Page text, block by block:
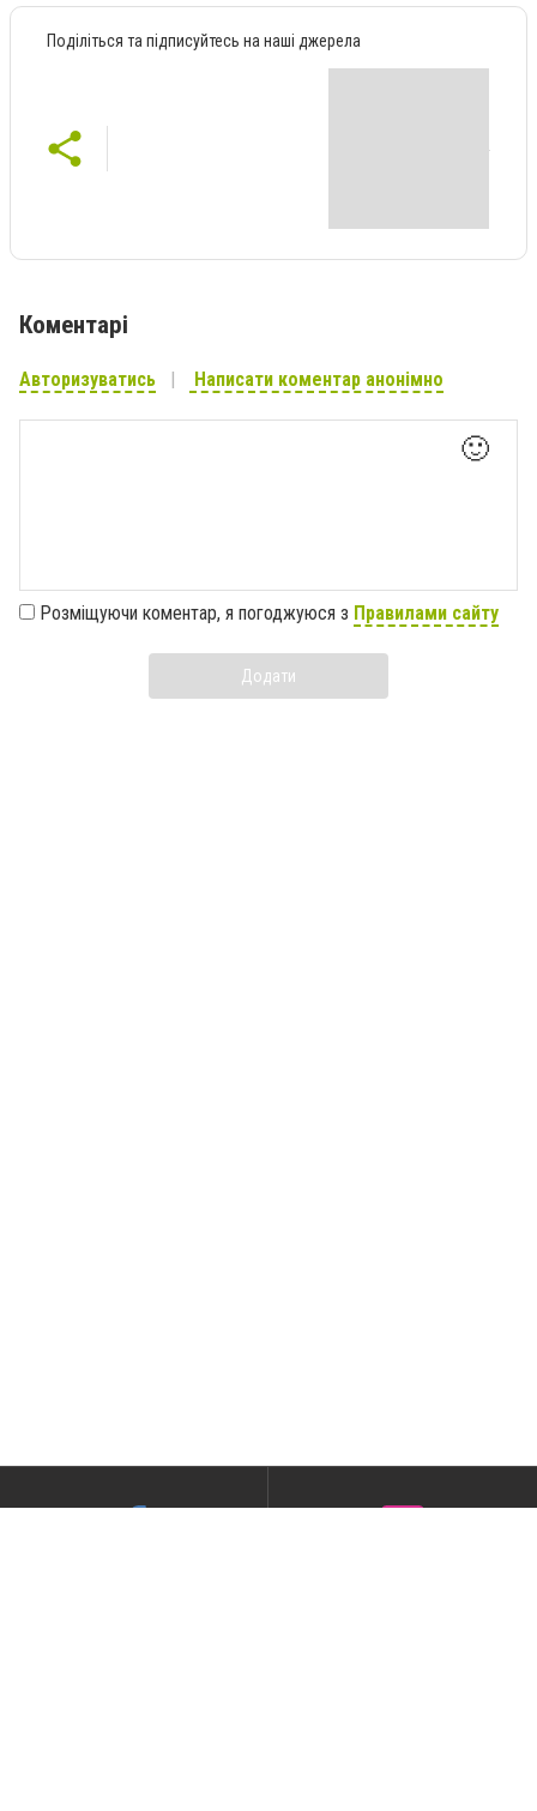
Поділіться та підписуйтесь на наші джерела
Коментарі
Авторизуватись Написати коментар анонімно
🙂
Розміщуючи коментар, я погоджуюся з Правилами сайту
Додати